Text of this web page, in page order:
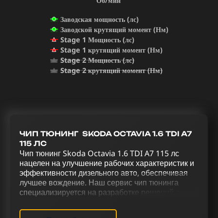
Заводская мощность (лс)
Заводской крутящий момент (Нм)
Stage 1 Мощность (лс)
Stage 1 крутящий момент (Нм)
Stage 2 Мощность (лс)
Stage 2 крутящий момент (Нм)
ЧИП ТЮНИНГ SKODA OCTAVIA 1.6 TDI A7
115 ЛС
Чип тюнинг Skoda Octavia 1.6 TDI A7 115 лс
нацелен на улучшение рабочих характеристик и
эффективности дизельного авто, обеспечивая
лучшее вождение. Наш сервис чип тюнинга
специализируется на разработке решений для
TDI A7 115 лс. Чип тюнинг (stage 1 и stage 2) и